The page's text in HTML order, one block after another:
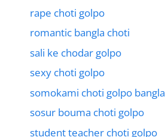
rape choti golpo
romantic bangla choti
sali ke chodar golpo
sexy choti golpo
somokami choti golpo bangla
sosur bouma choti golpo
student teacher choti golpo